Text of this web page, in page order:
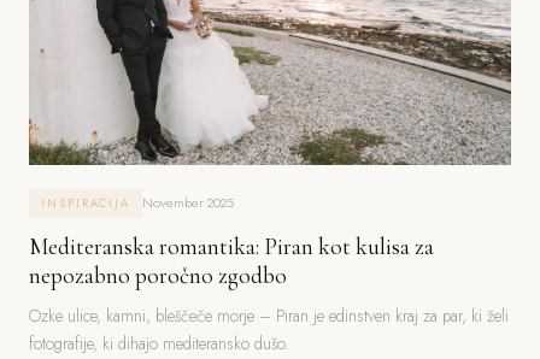
INSPIRACIJA November 2025
Mediteranska romantika: Piran kot kulisa za
nepozabno poročno zgodbo
Ozke ulice, kamni, bleščeče morje – Piran je edinstven kraj za par, ki želi
fotografije, ki dihajo mediteransko dušo.